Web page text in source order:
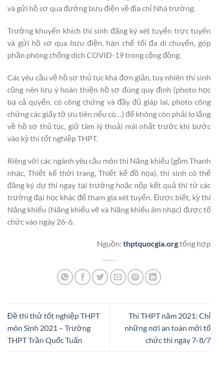
và gửi hồ sơ qua đường bưu điện về địa chỉ Nhà trường.
Trường khuyến khích thí sinh đăng ký xét tuyển trực tuyến
và gửi hồ sơ qua bưu điện, hạn chế tối đa di chuyển, góp
phần phòng chống dịch COVID-19 trong cộng đồng.
Các yêu cầu về hồ sơ thủ tục khá đơn giản, tuy nhiên thí sinh
cũng nên lưu ý hoàn thiện hồ sơ đúng quy định (photo học
bạ cả quyển, có công chứng và đầy đủ giáp lai, photo công
chứng các giấy tờ ưu tiên nếu có…) để không còn phải lo lắng
về hồ sơ thủ tục, giữ tâm lý thoải mái nhất trước khi bước
vào kỳ thi tốt nghiệp THPT.
Riêng với các ngành yêu cầu môn thi Năng khiếu (gồm Thanh
nhạc, Thiết kế thời trang, Thiết kế đồ họa), thí sinh có thể
đăng ký dự thi ngay tại trường hoặc nộp kết quả thi từ các
trường đại học khác để tham gia xét tuyển. Được biết, kỳ thi
Năng khiếu (Năng khiếu vẽ và Năng khiếu âm nhạc) được tổ
chức vào ngày 26-6.
Nguồn: thptquocgia.orgtổng hợp
Đề thi thử tốt nghiệp THPT
môn Sinh 2021 – Trường
THPT Trần Quốc Tuấn
Thi THPT năm 2021: Chỉ
những nơi an toàn mới tổ
chức thi ngày 7-8/7